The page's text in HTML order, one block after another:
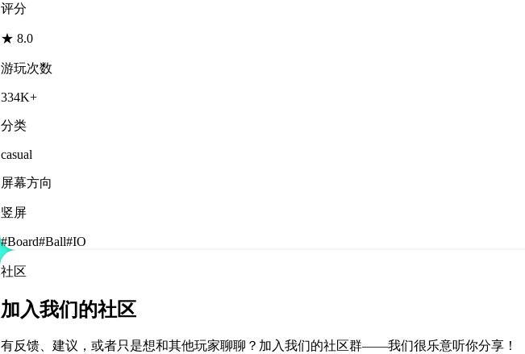
评分
★ 8.0
游玩次数
334K+
分类
casual
屏幕方向
竖屏
#Board#Ball#IO
社区
加入我们的社区
有反馈、建议，或者只是想和其他玩家聊聊？加入我们的社区群——我们很乐意听你分享！